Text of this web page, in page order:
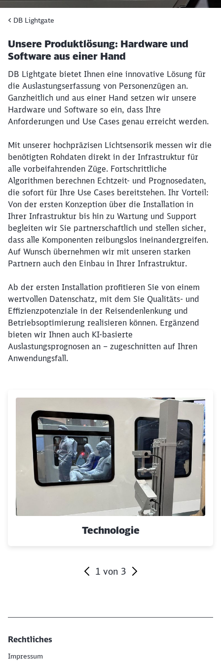
DB Lightgate
Unsere Produktlösung: Hardware und
Software aus einer Hand
DB Lightgate bietet Ihnen eine innovative Lösung für
die Auslastungserfassung von Personenzügen an.
Ganzheitlich und aus einer Hand setzen wir unsere
Hardware und Software so ein, dass Ihre
Anforderungen und Use Cases genau erreicht werden.
Mit unserer hochpräzisen Lichtsensorik messen wir die
benötigten Rohdaten direkt in der Infrastruktur für
alle vorbeifahrenden Züge. Fortschrittliche
Algorithmen berechnen Echtzeit- und Prognosedaten,
die sofort für Ihre Use Cases bereitstehen. Ihr Vorteil:
Von der ersten Konzeption über die Installation in
Ihrer Infrastruktur bis hin zu Wartung und Support
begleiten wir Sie partnerschaftlich und stellen sicher,
dass alle Komponenten reibungslos ineinandergreifen.
Auf Wunsch übernehmen wir mit unseren starken
Partnern auch den Einbau in Ihrer Infrastruktur.
Ab der ersten Installation profitieren Sie von einem
wertvollen Datenschatz, mit dem Sie Qualitäts- und
Effizienzpotenziale in der Reisendenlenkung und
Betriebsoptimierung realisieren können. Ergänzend
bieten wir Ihnen auch KI-basierte
Auslastungsprognosen an – zugeschnitten auf Ihren
Anwendungsfall.
Klicken, um den folgenden Slider zu überspringen
Technologie
1 von 3
Rechtliches
Impressum
Schließen
Möchten Sie zuweitergeleitet
werden?
Abbrechen Weiter